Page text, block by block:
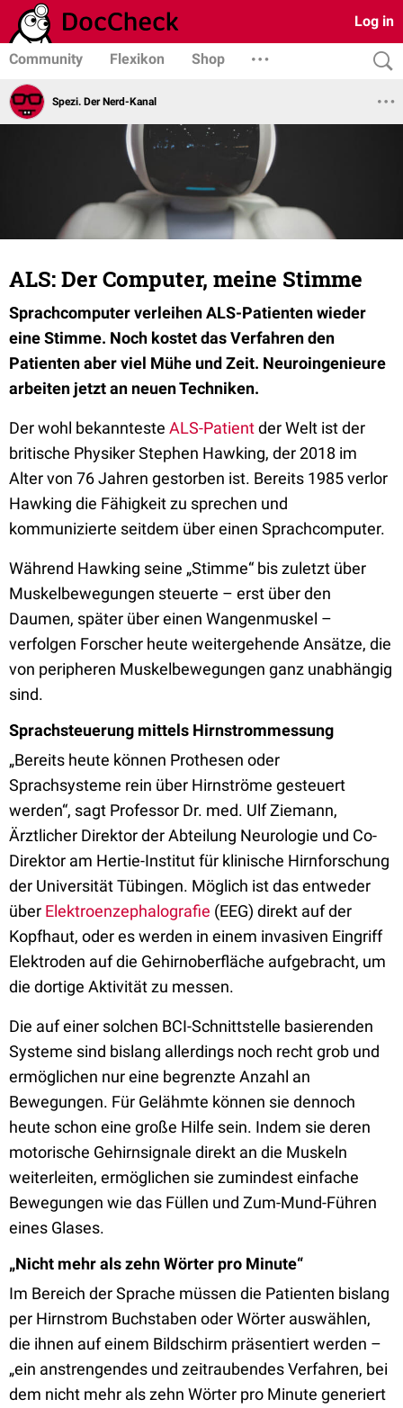
Log in
Community Flexikon Shop
Spezi. Der Nerd-Kanal
ALS: Der Computer, meine Stimme
Sprachcomputer verleihen ALS-Patienten wieder
eine Stimme. Noch kostet das Verfahren den
Patienten aber viel Mühe und Zeit. Neuroingenieure
arbeiten jetzt an neuen Techniken.
Der wohl bekannteste ALS-Patientder Welt ist der
britische Physiker Stephen Hawking, der 2018 im
Alter von 76 Jahren gestorben ist. Bereits 1985 verlor
Hawking die Fähigkeit zu sprechen und
kommunizierte seitdem über einen Sprachcomputer.
Während Hawking seine „Stimme“ bis zuletzt über
Muskelbewegungen steuerte – erst über den
Daumen, später über einen Wangenmuskel –
verfolgen Forscher heute weitergehende Ansätze, die
von peripheren Muskelbewegungen ganz unabhängig
sind.
Sprachsteuerung mittels Hirnstrommessung
„Bereits heute können Prothesen oder
Sprachsysteme rein über Hirnströme gesteuert
werden“, sagt Professor Dr. med. Ulf Ziemann,
Ärztlicher Direktor der Abteilung Neurologie und Co-
Direktor am Hertie-Institut für klinische Hirnforschung
der Universität Tübingen. Möglich ist das entweder
über Elektroenzephalografie (EEG) direkt auf der
Kopfhaut, oder es werden in einem invasiven Eingriff
Elektroden auf die Gehirnoberfläche aufgebracht, um
die dortige Aktivität zu messen.
Die auf einer solchen BCI-Schnittstelle basierenden
Systeme sind bislang allerdings noch recht grob und
ermöglichen nur eine begrenzte Anzahl an
Bewegungen. Für Gelähmte können sie dennoch
heute schon eine große Hilfe sein. Indem sie deren
motorische Gehirnsignale direkt an die Muskeln
weiterleiten, ermöglichen sie zumindest einfache
Bewegungen wie das Füllen und Zum-Mund-Führen
eines Glases.
„Nicht mehr als zehn Wörter pro Minute“
Im Bereich der Sprache müssen die Patienten bislang
per Hirnstrom Buchstaben oder Wörter auswählen,
die ihnen auf einem Bildschirm präsentiert werden –
„ein anstrengendes und zeitraubendes Verfahren, bei
dem nicht mehr als zehn Wörter pro Minute generiert